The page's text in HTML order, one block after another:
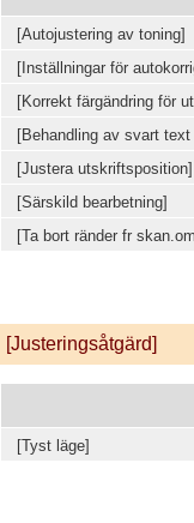
[Autojustering av toning]
[Inställningar för
[Korrekt färgändring för
[Behandling av svart text
[Justera utskriftsposition]
[Särskild bearbetning]
[Ta bort ränder fr
[Justeringsåtgärd]
[Tyst läge]